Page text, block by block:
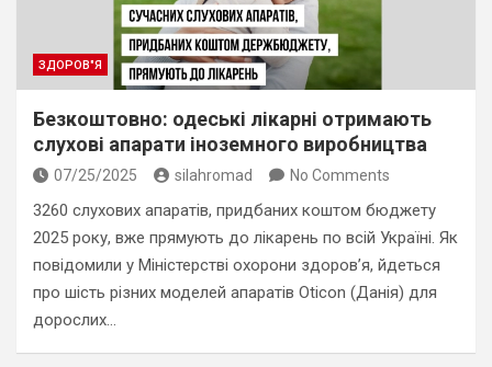
ЗДОРОВ"Я
Безкоштовно: одеські лікарні отримають
слухові апарати іноземного виробництва
07/25/2025 silahromad No Comments
3260 слухових апаратів, придбаних коштом бюджету
2025 року, вже прямують до лікарень по всій Україні. Як
повідомили у Міністерстві охорони здоров’я, йдеться
про шість різних моделей апаратів Oticon (Данія) для
дорослих…